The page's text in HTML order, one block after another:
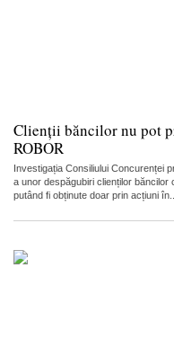
Clienții băncilor nu pot
ROBOR
Investigația Consiliului Concurenței
a unor despăgubiri clienților
putând fi obținute doar prin acțiuni în...